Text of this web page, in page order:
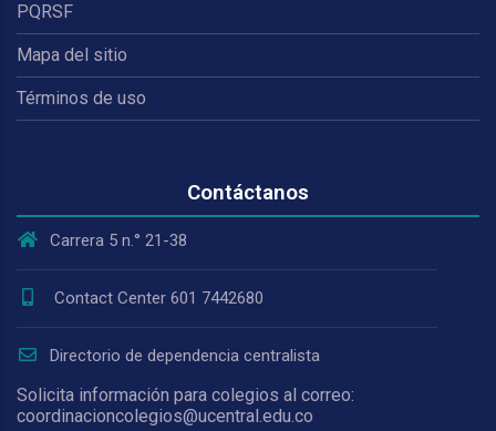
PQRSF
Mapa del sitio
Términos de uso
Contáctanos
Carrera 5 n.° 21-38
Contact Center 601 7442680
Directorio de dependencia centralista
Solicita información para colegios al correo:
coordinacioncolegios@ucentral.edu.co